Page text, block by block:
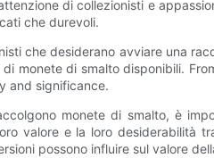
di collezionisti e
che durevoli.
che desiderano avviare una
monete di smalto disponibili.
and significance.
monete di smalto, è
valore e la loro desiderabilità
possono influire sul valore